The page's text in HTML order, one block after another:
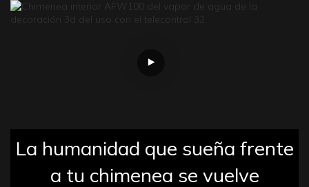
La humanidad que sueña frente
a tu chimenea se vuelve